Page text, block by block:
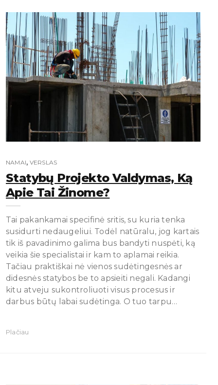
NAMAI, VERSLAS
Statybų Projekto Valdymas, Ką
Apie Tai Žinome?
Tai pakankamai specifinė sritis, su kuria tenka
susidurti nedaugeliui. Todėl natūralu, jog kartais
tik iš pavadinimo galima bus bandyti nuspėti, ką
veikia šie specialistai ir kam to aplamai reikia.
Tačiau praktiškai nė vienos sudėtingesnės ar
didesnės statybos be to apsieiti negali. Kadangi
kitu atveju sukontroliuoti visus procesus ir
darbus būtų labai sudėtinga. O tuo tarpu…
Plačiau